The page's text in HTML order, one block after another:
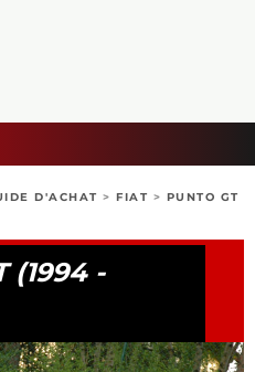
D'ACHAT > FIAT > PUNTO GT
(1994 -